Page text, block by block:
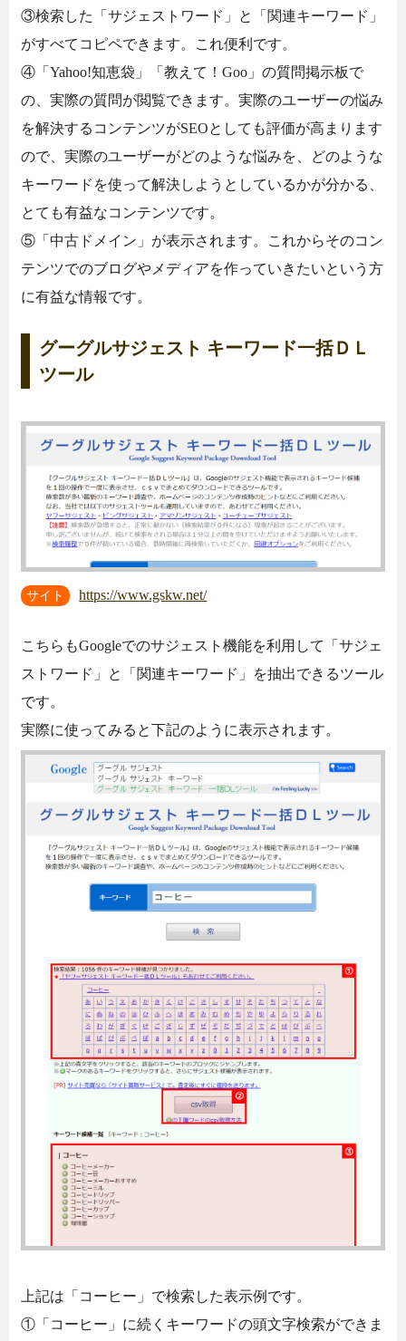
③検索した「サジェストワード」と「関連キーワード」
がすべてコピペできます。これ便利です。
④「Yahoo!知恵袋」「教えて！Goo」の質問掲示板で
の、実際の質問が閲覧できます。実際のユーザーの悩み
を解決するコンテンツがSEOとしても評価が高まります
ので、実際のユーザーがどのような悩みを、どのような
キーワードを使って解決しようとしているかが分かる、
とても有益なコンテンツです。
⑤「中古ドメイン」が表示されます。これからそのコン
テンツでのブログやメディアを作っていきたいという方
に有益な情報です。
グーグルサジェスト キーワード一括ＤＬ
ツール
サイト https://www.gskw.net/
こちらもGoogleでのサジェスト機能を利用して「サジェ
ストワード」と「関連キーワード」を抽出できるツール
です。
実際に使ってみると下記のように表示されます。
上記は「コーヒー」で検索した表示例です。
①「コーヒー」に続くキーワードの頭文字検索ができま